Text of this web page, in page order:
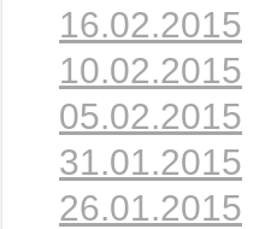
16.02.2015
10.02.2015
05.02.2015
31.01.2015
26.01.2015